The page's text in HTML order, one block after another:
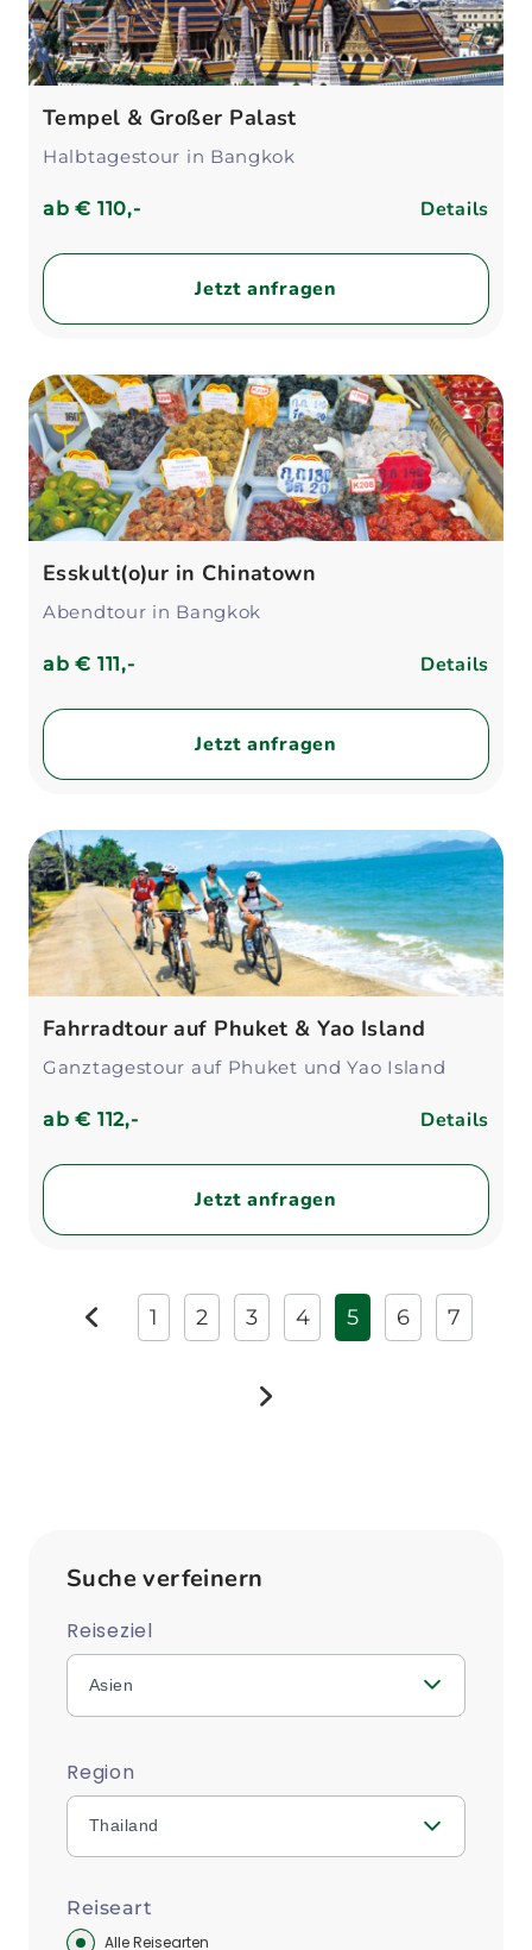
Tempel & Großer Palast
Halbtagestour in Bangkok
ab€ 110,- Details
Jetzt anfragen
Esskult(o)ur in Chinatown
Abendtour in Bangkok
ab€ 111,- Details
Jetzt anfragen
Fahrradtour auf Phuket & Yao Island
Ganztagestour auf Phuket und Yao Island
ab€ 112,- Details
Jetzt anfragen
zurück
1 2 3 4 5 6 7
weiter
Suche verfeinern
Reiseziel
Asien
Region
Thailand
Reiseart
Alle Reisearten